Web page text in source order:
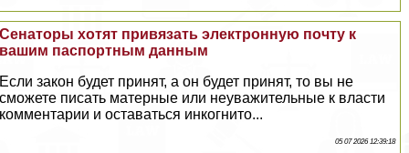
Сенаторы хотят привязать электронную почту к
вашим паспортным данным
Если закон будет принят, а он будет принят, то вы не
сможете писать матерные или неуважительные к власти
комментарии и оставаться инкогнито...
05 07 2026 12:39:18